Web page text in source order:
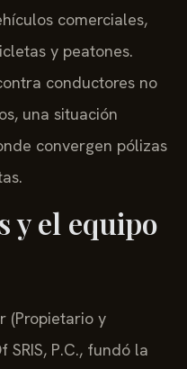
comerciales,
y peatones.
conductores no
una situación
convergen pólizas
y el equipo
(Propietario y
SRIS, P.C., fundó la